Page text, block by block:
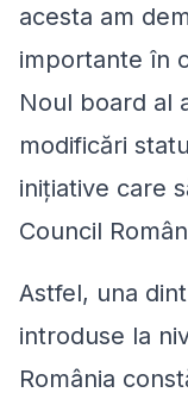
acesta am
importante în
Noul board al
modificări
inițiative care
Council
Astfel, una
introduse la
România